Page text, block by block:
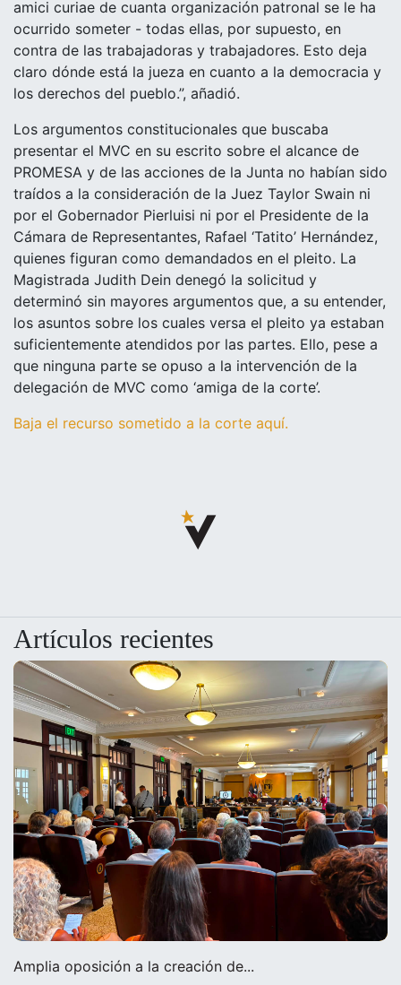
amici curiae de cuanta organización patronal se le ha
ocurrido someter - todas ellas, por supuesto, en
contra de las trabajadoras y trabajadores. Esto deja
claro dónde está la jueza en cuanto a la democracia y
los derechos del pueblo.”, añadió.
Los argumentos constitucionales que buscaba
presentar el MVC en su escrito sobre el alcance de
PROMESA y de las acciones de la Junta no habían sido
traídos a la consideración de la Juez Taylor Swain ni
por el Gobernador Pierluisi ni por el Presidente de la
Cámara de Representantes, Rafael ‘Tatito’ Hernández,
quienes figuran como demandados en el pleito. La
Magistrada Judith Dein denegó la solicitud y
determinó sin mayores argumentos que, a su entender,
los asuntos sobre los cuales versa el pleito ya estaban
suficientemente atendidos por las partes. Ello, pese a
que ninguna parte se opuso a la intervención de la
delegación de MVC como ‘amiga de la corte’.
Baja el recurso sometido a la corte aquí.
Artículos recientes
Amplia oposición a la creación de...